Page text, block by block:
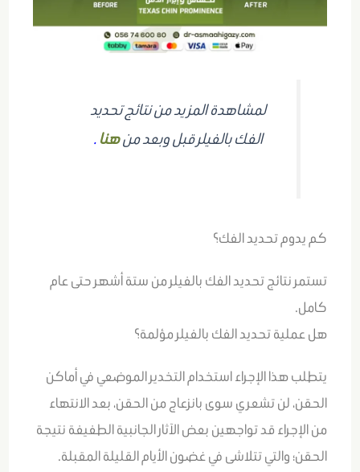
لمشاهدة المزيد من نتائج تحديد
الفك بالفيلر قبل وبعد منهنا.
كم يدوم تحديد الفك؟
تستمر نتائج تحديد الفك بالفيلر من ستة أشهر حتى عام
كامل.
هل عملية تحديد الفك بالفيلر مؤلمة؟
يتطلب هذا الإجراء استخدام التخدير الموضعي في أماكن
الحقن، لن تشعري سوى بانزعاج من الحقن، بعد الانتهاء
من الإجراء قد تواجهين بعض الآثار الجانبية الطفيفة نتيجة
الحقن؛ والتي تتلاشى في غضون الأيام القليلة المقبلة.